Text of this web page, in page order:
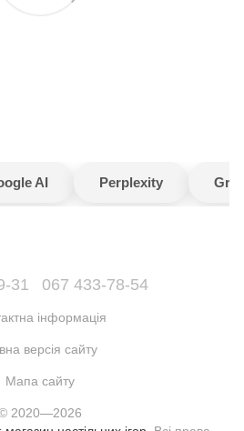
AI Perplexity
31 067 433-78-54
інформація
версія сайту
Мапа сайту
2020—2026